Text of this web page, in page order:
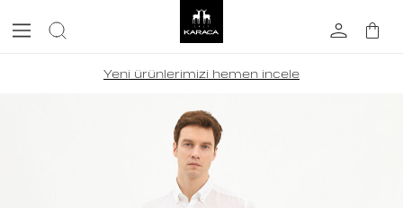
Yeni ürünlerimizi hemen incele